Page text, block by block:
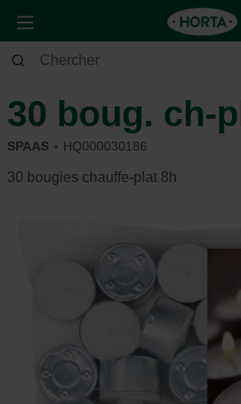
Maison & Déco
30 boug. ch-
SPAAS HQ000030186
30 bougies chauffe-plat 8h